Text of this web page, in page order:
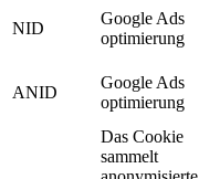
NID
Google Ads
optimierung
ANID
Google Ads
optimierung
Das Cookie
sammelt